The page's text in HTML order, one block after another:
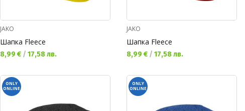
JAKO
Шапка Fleece
Текуща цена:
8,99 € / 17,58 лв.
JAKO
Шапка Fleece
Текуща цена:
8,99 € / 17,58 лв.
ONLY
ONLINE
ONLY
ONLINE